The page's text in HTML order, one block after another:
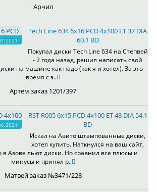
Арчил
Tech Line 634 6x16 PCD 4x100 ET 37 DIA
60.1 BD
Покупал диски Tech Line 634 на Степвей
- 2 года назад, решил написать свой
на машине как надо (как я и хотел). За это
время с э..
Артём заказ 1201/397
RST R005 6x15 PCD 4x100 ET 48 DIA 54.1
BD
Искал на Авито штампованные диски,
хотел купить. Наткнулся на ваш сайт,
в Азове льют диски. Но сравнил все плюсы и
минусы и принял р..
Матвей заказ №3471/228